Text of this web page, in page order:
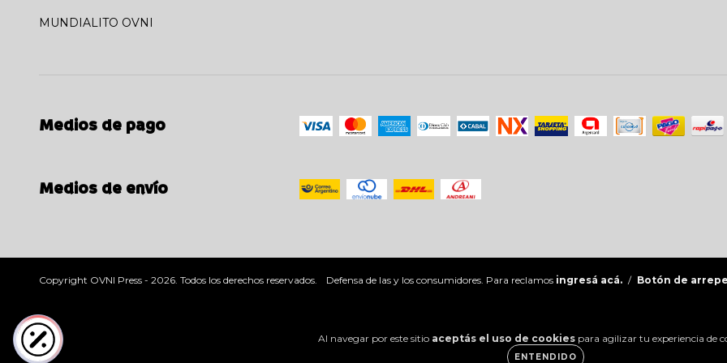
Al navegar por este sitio aceptás el uso de cookies para agilizar tu experiencia de
ENTENDIDO
MUNDIALITO OVNI
Medios de pago
Medios de envío
Copyright OVNI Press - 2026. Todos los derechos reservados. Defensa de las y los consumidores. Para reclamos ingresá acá. / Botón de